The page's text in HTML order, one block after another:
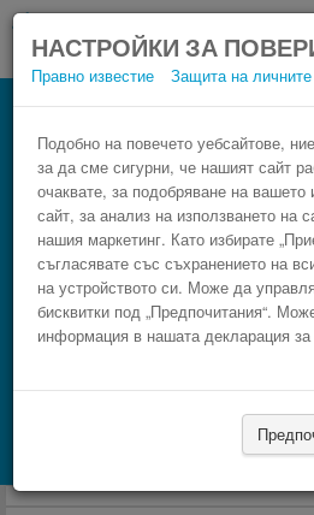
НАСТРОЙКИ ЗА
Правно известие Защита на
Подобно на повечето уебсайтове,
за да сме сигурни, че нашият сайт
очаквате, за подобряване на
сайт, за анализ на използването на
нашия маркетинг. Като избирате
съгласявате със съхранението на
на устройството си. Може да
бисквитки под „Предпочитания“.
информация в нашата декларация за
Автобус
Резервирай изгоден
стъпки.
Търсене на